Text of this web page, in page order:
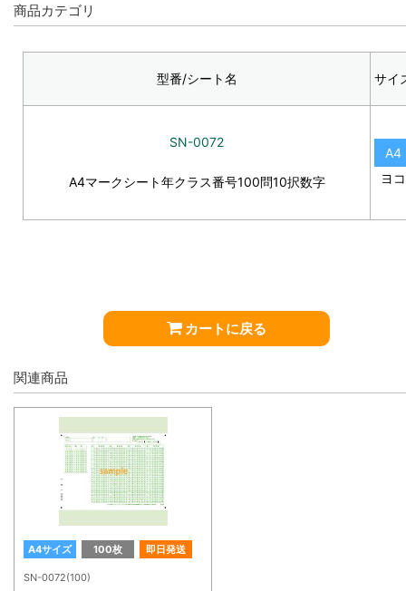
商品カテゴリ
型番/シート名 サイ
SN-0072
A4マークシート年クラス番号100問10択数字
A4
ヨコ
カートに戻る
関連商品
A4サイズ 100枚 即日発送
SN-0072(100)